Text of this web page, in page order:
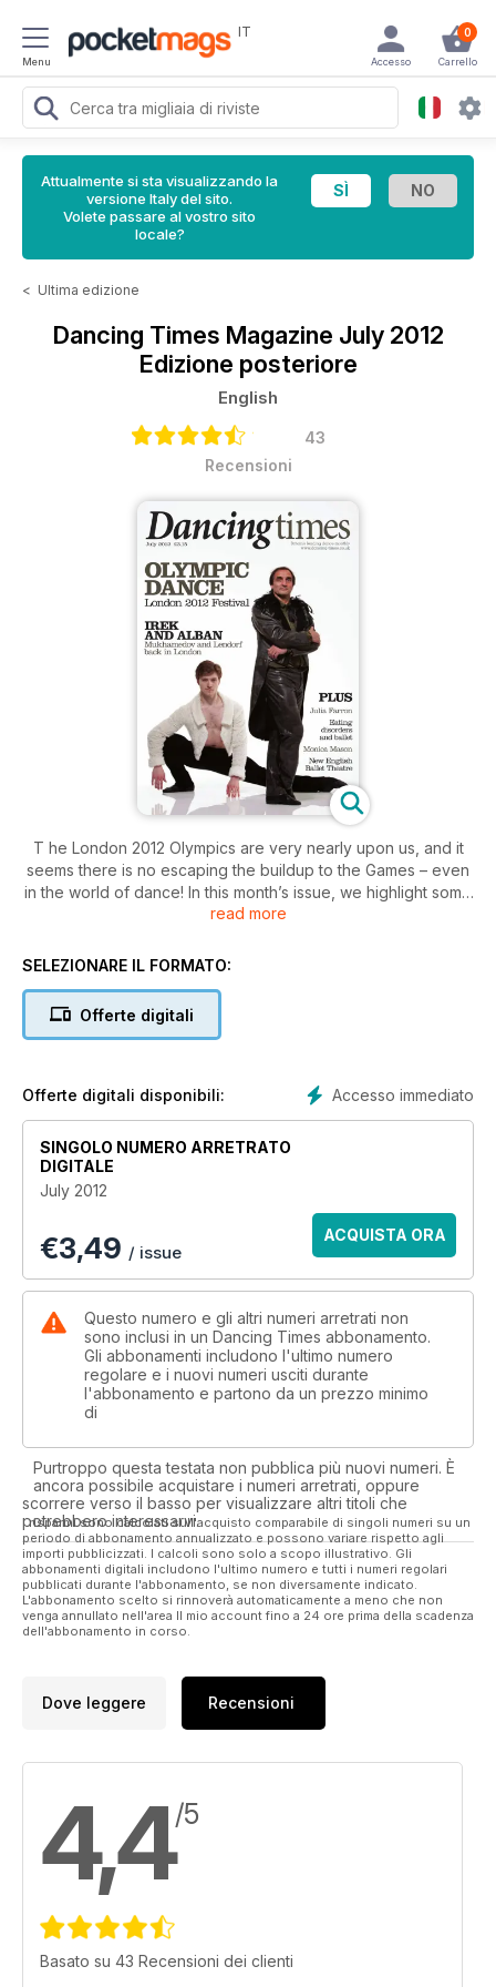
Menu
IT 0
Carrello
Accesso
Attualmente si sta visualizzando la
versione Italy del sito.
Volete passare al vostro sito
locale?
< Ultima edizione
Dancing Times Magazine July 2012
Edizione posteriore
English
43
Recensioni
T he London 2012 Olympics are very nearly upon us, and it
seems there is no escaping the buildup to the Games – even
in the world of dance! In this month’s issue, we highlight some
of the dancerelated events that contribute towards the
Olympics is the Peter Schaufuss Ballet’s Tchaikovsky Trilogy
Anderson talks to two of its stars, Irek Mukhamedov and
Alban Lendorf. Birmingham Royal Ballet principal dancer
ballerina and much-loved teacher Julia Farron, who
read more
SELEZIONARE IL FORMATO:
Offerte digitali
Accesso immediato
Offerte digitali disponibili:
SINGOLO NUMERO ARRETRATO
DIGITALE
July 2012
€3,49 / issue
ACQUISTA ORA
Questo numero e gli altri numeri arretrati non
sono inclusi in un Dancing Times abbonamento.
Gli abbonamenti includono l'ultimo numero
regolare e i nuovi numeri usciti durante
l'abbonamento e partono da un prezzo minimo
di
Purtroppo questa testata non pubblica più nuovi numeri. È
ancora possibile acquistare i numeri arretrati, oppure
scorrere verso il basso per visualizzare altri titoli che
potrebbero interessarvi.
I risparmi sono calcolati sull'acquisto comparabile di singoli numeri su un
periodo di abbonamento annualizzato e possono variare rispetto agli
importi pubblicizzati. I calcoli sono solo a scopo illustrativo. Gli
abbonamenti digitali includono l'ultimo numero e tutti i numeri regolari
pubblicati durante l'abbonamento, se non diversamente indicato.
L'abbonamento scelto si rinnoverà automaticamente a meno che non
venga annullato nell'area Il mio account fino a 24 ore prima della scadenza
dell'abbonamento in corso.
Dove leggere Recensioni
4,4/5
Basato su 43 Recensioni dei clienti